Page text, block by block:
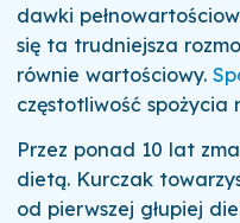
dawki
się ta trudniejsza
równie wartościowy.
częstotliwość spożycia
Przez ponad 10 lat
dietą. Kurczak
od pierwszej głupiej